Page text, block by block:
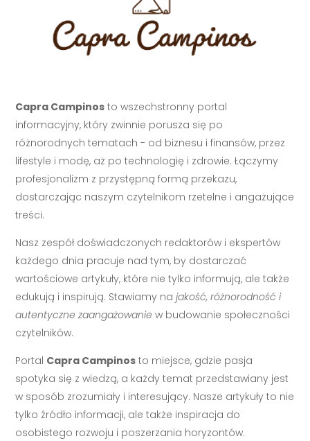
Capra Campinos to wszechstronny portal
informacyjny, który zwinnie porusza się po
różnorodnych tematach - od biznesu i finansów, przez
lifestyle i modę, aż po technologię i zdrowie. Łączymy
profesjonalizm z przystępną formą przekazu,
dostarczając naszym czytelnikom rzetelne i angażujące
treści.
Nasz zespół doświadczonych redaktorów i ekspertów
każdego dnia pracuje nad tym, by dostarczać
wartościowe artykuły, które nie tylko informują, ale także
edukują i inspirują. Stawiamy najakość, różnorodność i
autentyczne zaangażowanie w budowanie społeczności
czytelników.
Portal Capra Campinos to miejsce, gdzie pasja
spotyka się z wiedzą, a każdy temat przedstawiany jest
w sposób zrozumiały i interesujący. Nasze artykuły to nie
tylko źródło informacji, ale także inspiracja do
osobistego rozwoju i poszerzania horyzontów.